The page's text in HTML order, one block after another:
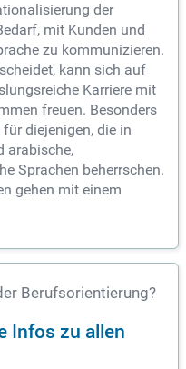
der
mit Kunden und
zu kommunizieren.
kann sich auf
Karriere mit
freuen. Besonders
diejenigen, die in
arabische,
Sprachen beherrschen.
gehen mit einem
Berufsorientierung?
Infos zu allen